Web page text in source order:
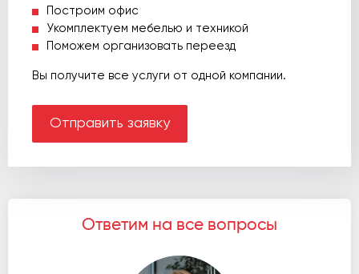
Построим офис
Укомплектуем мебелью и техникой
Поможем организовать переезд
Вы получите все услуги от одной компании.
Отправить заявку
Ответим на все вопросы